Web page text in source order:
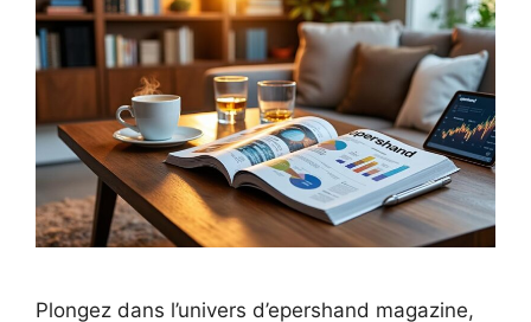
Plongez dans l’univers d’epershand magazine,